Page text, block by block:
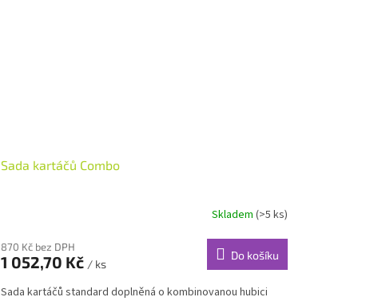
Sada kartáčů Combo
Skladem (>5 ks)
870 Kč bez DPH
1 052,70 Kč / ks
Do košíku
Sada kartáčů standard doplněná o kombinovanou hubici